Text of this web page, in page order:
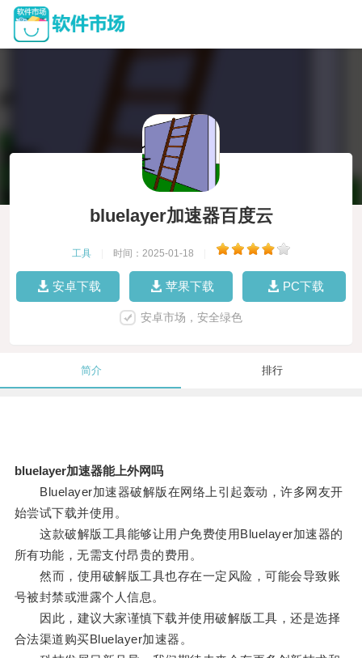
bluelayer加速器百度云
工具 时间：2025-01-18
安卓下载 苹果下载 PC下载
安卓市场，安全绿色
简介 排行
bluelayer加速器能上外网吗
Bluelayer加速器破解版在网络上引起轰动，许多网友开
始尝试下载并使用。
这款破解版工具能够让用户免费使用Bluelayer加速器的
所有功能，无需支付昂贵的费用。
然而，使用破解版工具也存在一定风险，可能会导致账
号被封禁或泄露个人信息。
因此，建议大家谨慎下载并使用破解版工具，还是选择
合法渠道购买Bluelayer加速器。